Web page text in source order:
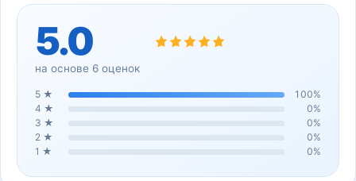
5.0
на основе 6 оценок
5 ★ 100%
4 ★ 0%
3 ★ 0%
2 ★ 0%
1 ★ 0%